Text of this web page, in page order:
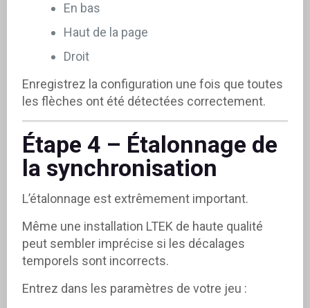
En bas
Haut de la page
Droit
Enregistrez la configuration une fois que toutes
les flèches ont été détectées correctement.
Étape 4 – Étalonnage de
la synchronisation
L’étalonnage est extrêmement important.
Même une installation LTEK de haute qualité
peut sembler imprécise si les décalages
temporels sont incorrects.
Entrez dans les paramètres de votre jeu :